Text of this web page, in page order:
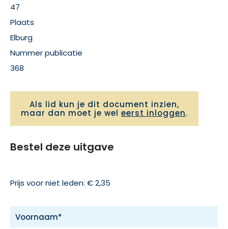
47
Plaats
Elburg
Nummer publicatie
368
Als lid kun je dit document inzien,
maar dan moet je wel eerst inloggen.
Bestel deze uitgave
Prijs voor niet leden: € 2,35